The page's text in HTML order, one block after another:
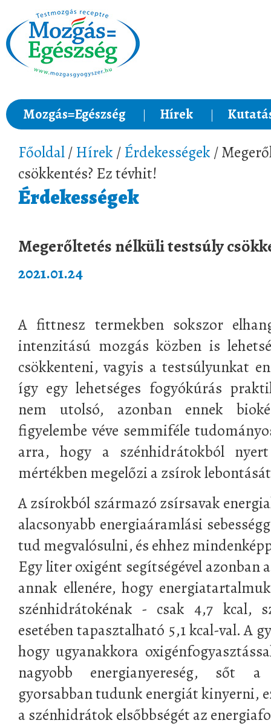
Mozgás=Egészség Hírek
Főoldal/ Hírek / Érdekességek /
csökkentés? Ez tévhit!
Érdekességek
Megerőltetés nélküli testsúly
2021.01.24
A fittnesz termekben sokszor
intenzitású mozgás közben is
csökkenteni, vagyis a testsúlyunkat
így egy lehetséges fogyókúrás
nem utolsó, azonban ennek
figyelembe véve semmiféle
arra, hogy a szénhidrátokból
mértékben megelőzi a zsírok
A zsírokból származó zsírsavak
alacsonyabb energiaáramlási
tud megvalósulni, és ehhez
Egy liter oxigént segítségével azonban
annak ellenére, hogy
szénhidrátokénak - csak 4,7 kcal,
esetében tapasztalható 5,1 kcal-val. A
hogy ugyanakkora
nagyobb energianyereség, sőt
gyorsabban tudunk energiát kinyerni,
a szénhidrátok elsőbbségét az